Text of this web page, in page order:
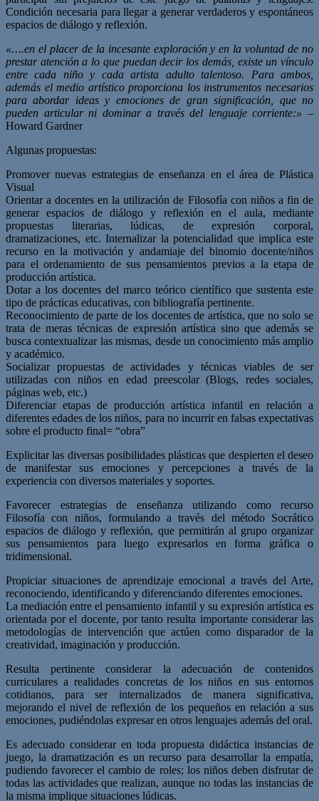
Condición necesaria para llegar a generar verdaderos y espontáneos
espacios de diálogo y reflexión.
«….en el placer de la incesante exploración y en la voluntad de no
prestar atención a lo que puedan decir los demás, existe un vínculo
entre cada niño y cada artista adulto talentoso. Para ambos,
además el medio artístico proporciona los instrumentos necesarios
para abordar ideas y emociones de gran significación, que no
pueden articular ni dominar a través del lenguaje corriente:» –
Howard Gardner
Algunas propuestas:
Promover nuevas estrategias de enseñanza en el área de Plástica
Visual
Orientar a docentes en la utilización de Filosofía con niños a fin de
generar espacios de diálogo y reflexión en el aula, mediante
propuestas literarias, lúdicas, de expresión corporal,
dramatizaciones, etc. Internalizar la potencialidad que implica este
recurso en la motivación y andamiaje del binomio docente/niños
para el ordenamiento de sus pensamientos previos a la etapa de
producción artística.
Dotar a los docentes del marco teórico científico que sustenta este
tipo de prácticas educativas, con bibliografía pertinente.
Reconocimiento de parte de los docentes de artística, que no solo se
trata de meras técnicas de expresión artística sino que además se
busca contextualizar las mismas, desde un conocimiento más amplio
y académico.
Socializar propuestas de actividades y técnicas viables de ser
utilizadas con niños en edad preescolar (Blogs, redes sociales,
páginas web, etc.)
Diferenciar etapas de producción artística infantil en relación a
diferentes edades de los niños, para no incurrir en falsas expectativas
sobre el producto final= “obra”
Explicitar las diversas posibilidades plásticas que despierten el deseo
de manifestar sus emociones y percepciones a través de la
experiencia con diversos materiales y soportes.
Favorecer estrategias de enseñanza utilizando como recurso
Filosofía con niños, formulando a través del método Socrático
espacios de diálogo y reflexión, que permitirán al grupo organizar
sus pensamientos para luego expresarlos en forma gráfica o
tridimensional.
Propiciar situaciones de aprendizaje emocional a través del Arte,
reconociendo, identificando y diferenciando diferentes emociones.
La mediación entre el pensamiento infantil y su expresión artística es
orientada por el docente, por tanto resulta importante considerar las
metodologías de intervención que actúen como disparador de la
creatividad, imaginación y producción.
Resulta pertinente considerar la adecuación de contenidos
curriculares a realidades concretas de los niños en sus entornos
cotidianos, para ser internalizados de manera significativa,
mejorando el nivel de reflexión de los pequeños en relación a sus
emociones, pudiéndolas expresar en otros lenguajes además del oral.
Es adecuado considerar en toda propuesta didáctica instancias de
juego, la dramatización es un recurso para desarrollar la empatía,
pudiendo favorecer el cambio de roles; los niños deben disfrutar de
todas las actividades que realizan, aunque no todas las instancias de
la misma implique situaciones lúdicas.